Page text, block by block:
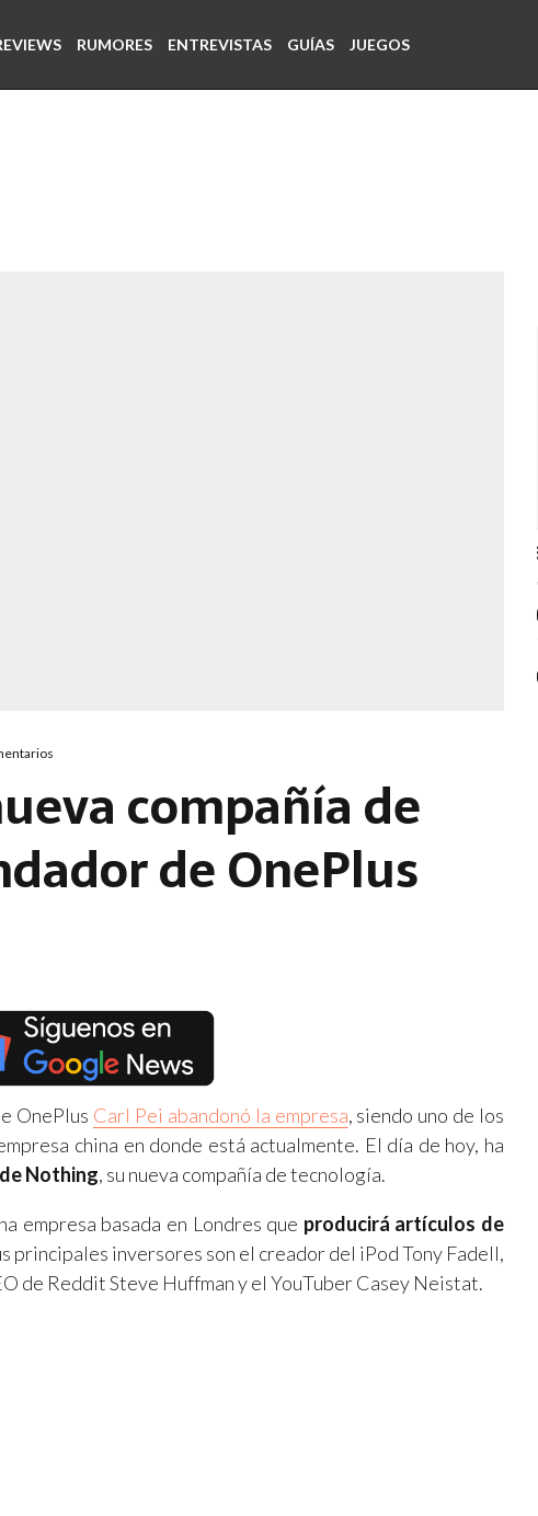
RUMORES ENTREVISTAS GUÍAS JUEGOS
compañía de
de OnePlus
OnePlus Carl Pei abandonó la empresa, siendo uno de los
china en donde está actualmente. El día de hoy, ha
Nothing, su nueva compañía de tecnología.
empresa basada en Londres que producirá artículos de
principales inversores son el creador del iPod Tony Fadell,
de Reddit Steve Huffman y el YouTuber Casey Neistat.